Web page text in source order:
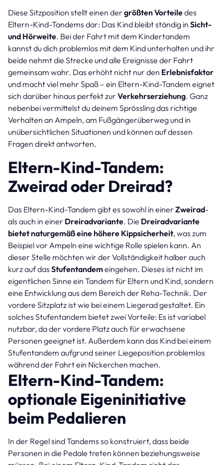
Diese Sitzposition stellt einen der größten Vorteiledes
Eltern-Kind-Tandems dar: Das Kind bleibt ständig in Sicht-
und Hörweite. Bei der Fahrt mit dem Kindertandem
kannst du dich problemlos mit dem Kind unterhalten und ihr
beide nehmt die Strecke und alle Ereignisse der Fahrt
gemeinsam wahr. Das erhöht nicht nur den Erlebnisfaktor
und macht viel mehr Spaß – ein Eltern-Kind-Tandem eignet
sich darüber hinaus perfekt zur Verkehrserziehung. Ganz
nebenbei vermittelst du deinem Sprössling das richtige
Verhalten an Ampeln, am Fußgängerüberweg und in
unübersichtlichen Situationen und können auf dessen
Fragen direkt antworten.
Eltern-Kind-Tandem:
Zweirad oder Dreirad?
Das Eltern-Kind-Tandem gibt es sowohl in einer Zweirad-
als auch in einer Dreiradvariante. Die Dreiradvariante
bietet naturgemäß eine höhere Kippsicherheit, was zum
Beispiel vor Ampeln eine wichtige Rolle spielen kann. An
dieser Stelle möchten wir der Vollständigkeit halber auch
kurz auf das Stufentandemeingehen. Dieses ist nicht im
eigentlichen Sinne ein Tandem für Eltern und Kind, sondern
eine Entwicklung aus dem Bereich der Reha-Technik. Der
vordere Sitzplatz ist wie bei einem Liegerad gestaltet. Ein
solches Stufentandem bietet zwei Vorteile: Es ist variabel
nutzbar, da der vordere Platz auch für erwachsene
Personen geeignet ist. Außerdem kann das Kind bei einem
Stufentandem aufgrund seiner Liegeposition problemlos
während der Fahrt ein Nickerchen machen.
Eltern-Kind-Tandem:
optionale Eigeninitiative
beim Pedalieren
In der Regel sind Tandems so konstruiert, dass beide
Personen in die Pedale treten können beziehungsweise